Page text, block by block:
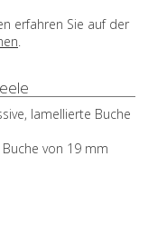
erfahren Sie auf der
.
lamellierte Buche
von 19 mm